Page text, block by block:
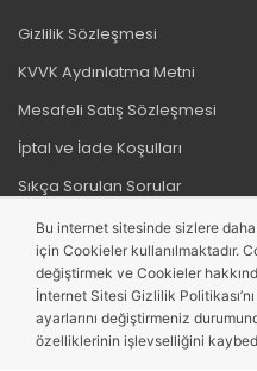
Gizlilik Sözleşmesi
KVVK Aydınlatma Metni
Mesafeli Satış Sözleşmesi
İptal ve İade Koşulları
Sıkça Sorulan Sorular
Bu site,PobolEti®Entegre E-
Bu internet sitesinde sizlere
için Cookieler kullanılmaktadır.
değiştirmek ve Cookieler
İnternet Sitesi Gizlilik
ayarlarını değiştirmeniz
özelliklerinin işlevselliğini